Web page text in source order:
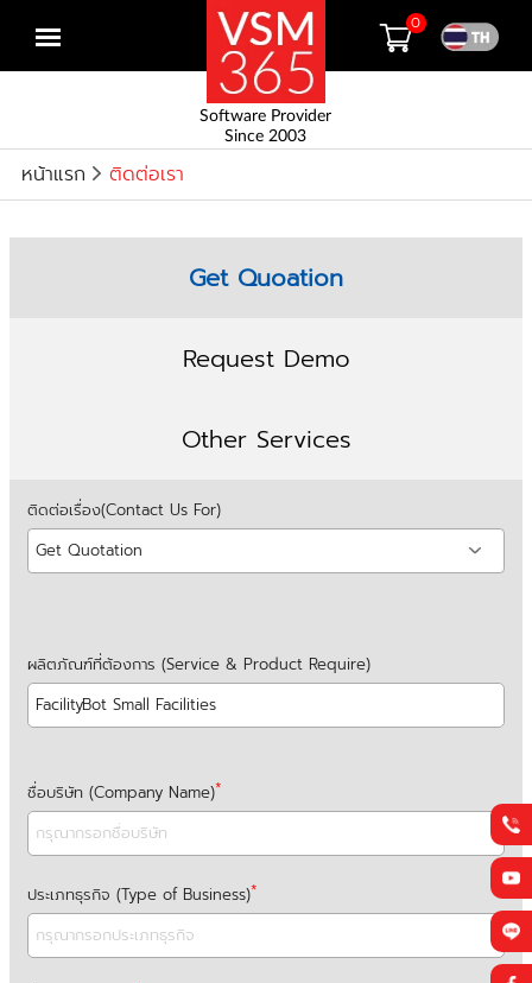
Open
Software Provider
Since 2003
0
หน้าแรก ติดต่อเรา
Get Quoation
Request Demo
Other Services
ติดต่อเรื่อง(Contact Us For)
ผลิตภัณฑ์ที่ต้องการ (Service & Product Require)
ชื่อบริษัท (Company Name)
ประเภทธุรกิจ (Type of Business)